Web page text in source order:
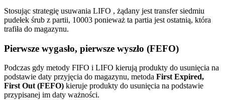
Stosując strategię usuwania LIFO , żądany jest transfer siedmiu
pudełek śrub z partii, 10003 ponieważ ta partia jest ostatnią, która
trafiła do magazynu.
Pierwsze wygasło, pierwsze wyszło (FEFO)
Podczas gdy metody FIFO i LIFO kierują produkty do usunięcia na
podstawie daty przyjęcia do magazynu, metoda First Expired,
First Out (FEFO) kieruje produkty do usunięcia na podstawie
przypisanej im daty ważności.